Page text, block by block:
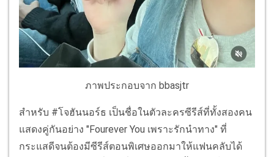
ภาพประกอบจาก bbasjtr
สำหรับ #โจฮันนอร์ธ เป็นชื่อในตัวละครซีรีส์ที่ทั้งสองคน
แสดงคู่กันอย่าง "Fourever You เพราะรักนำทาง" ที่
กระแสดีจนต้องมีซีรีส์ตอนพิเศษออกมาให้แฟนคลับได้